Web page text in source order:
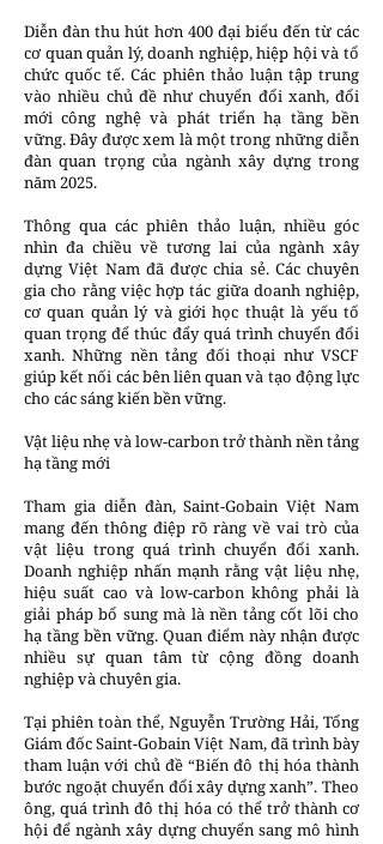
Diễn đàn thu hút hơn 400 đại biểu đến từ các
cơ quan quản lý, doanh nghiệp, hiệp hội và tổ
chức quốc tế. Các phiên thảo luận tập trung
vào nhiều chủ đề như chuyển đổi xanh, đổi
mới công nghệ và phát triển hạ tầng bền
vững. Đây được xem là một trong những diễn
đàn quan trọng của ngành xây dựng trong
năm 2025.
Thông qua các phiên thảo luận, nhiều góc
nhìn đa chiều về tương lai của ngành xây
dựng Việt Nam đã được chia sẻ. Các chuyên
gia cho rằng việc hợp tác giữa doanh nghiệp,
cơ quan quản lý và giới học thuật là yếu tố
quan trọng để thúc đẩy quá trình chuyển đổi
xanh. Những nền tảng đối thoại như VSCF
giúp kết nối các bên liên quan và tạo động lực
cho các sáng kiến bền vững.
Vật liệu nhẹ và low-carbon trở thành nền tảng
hạ tầng mới
Tham gia diễn đàn, Saint-Gobain Việt Nam
mang đến thông điệp rõ ràng về vai trò của
vật liệu trong quá trình chuyển đổi xanh.
Doanh nghiệp nhấn mạnh rằng vật liệu nhẹ,
hiệu suất cao và low-carbon không phải là
giải pháp bổ sung mà là nền tảng cốt lõi cho
hạ tầng bền vững. Quan điểm này nhận được
nhiều sự quan tâm từ cộng đồng doanh
nghiệp và chuyên gia.
Tại phiên toàn thể, Nguyễn Trường Hải, Tổng
Giám đốc Saint-Gobain Việt Nam, đã trình bày
tham luận với chủ đề “Biến đô thị hóa thành
bước ngoặt chuyển đổi xây dựng xanh”. Theo
ông, quá trình đô thị hóa có thể trở thành cơ
hội để ngành xây dựng chuyển sang mô hình